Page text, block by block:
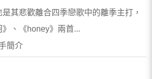
其悲歡離合四季戀歌中的離季主打，
、《honey》兩首...
簡介